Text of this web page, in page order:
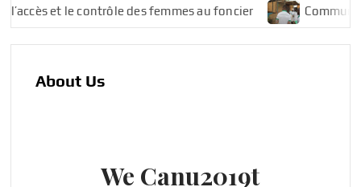
et le contrôle des femmes au foncier Communiqué
About Us
We Canu2019t